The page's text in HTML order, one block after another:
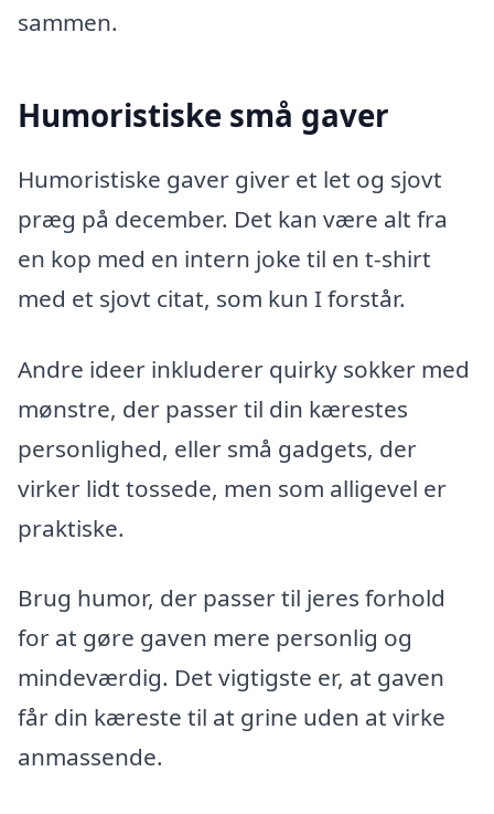
sammen.
Humoristiske små gaver
Humoristiske gaver giver et let og sjovt
præg på december. Det kan være alt fra
en kop med en intern joke til en t-shirt
med et sjovt citat, som kun I forstår.
Andre ideer inkluderer quirky sokker med
mønstre, der passer til din kærestes
personlighed, eller små gadgets, der
virker lidt tossede, men som alligevel er
praktiske.
Brug humor, der passer til jeres forhold
for at gøre gaven mere personlig og
mindeværdig. Det vigtigste er, at gaven
får din kæreste til at grine uden at virke
anmassende.